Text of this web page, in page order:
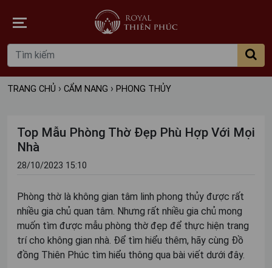
TRANG CHỦ › CẨM NANG › PHONG THỦY
Top Mẫu Phòng Thờ Đẹp Phù Hợp Với Mọi
Nhà
28/10/2023 15:10
Phòng thờ là không gian tâm linh phong thủy được rất
nhiều gia chủ quan tâm. Nhưng rất nhiều gia chủ mong
muốn tìm được mẫu phòng thờ đẹp để thực hiện trang
trí cho không gian nhà. Để tìm hiểu thêm, hãy cùng Đồ
đồng Thiên Phúc tìm hiểu thông qua bài viết dưới đây.